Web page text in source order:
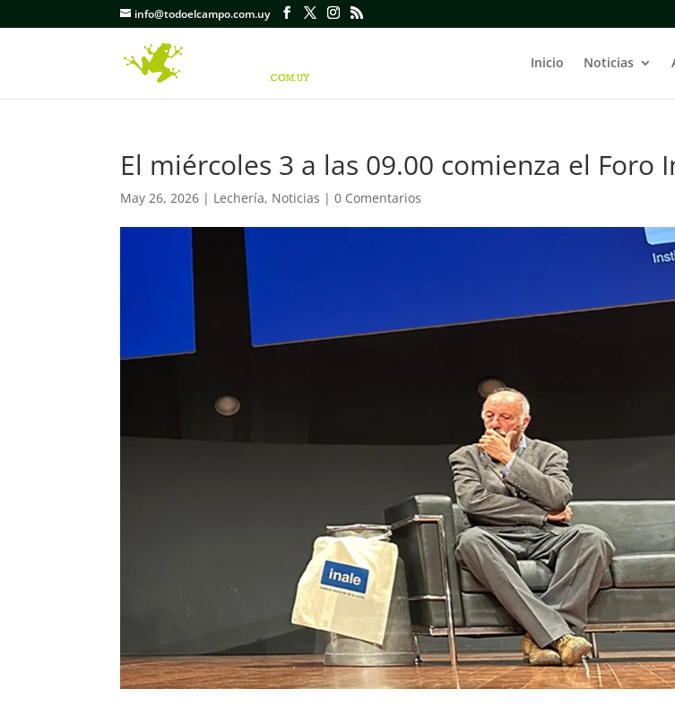
info@todoelcampo.com.uy
Inicio Noticias
El miércoles 3 a las 09.00 comienza el Foro
May 26, 2026 | Lechería, Noticias |0 Comentarios